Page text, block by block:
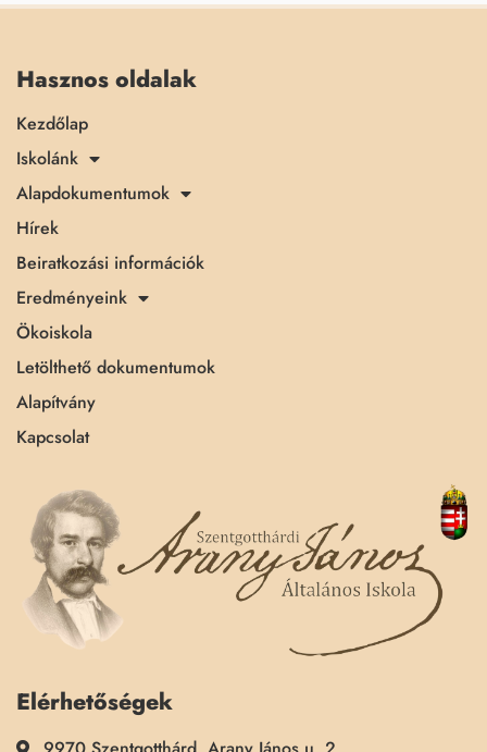
Hasznos oldalak
Kezdőlap
Iskolánk
Alapdokumentumok
Hírek
Beiratkozási információk
Eredményeink
Ökoiskola
Letölthető dokumentumok
Alapítvány
Kapcsolat
Elérhetőségek